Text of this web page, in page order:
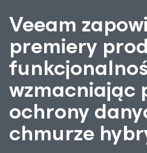
dotyczy aktualizacja
WIĘCEJ
INFORMA
CJI
Veeam
premiery
ochrony
chmurze